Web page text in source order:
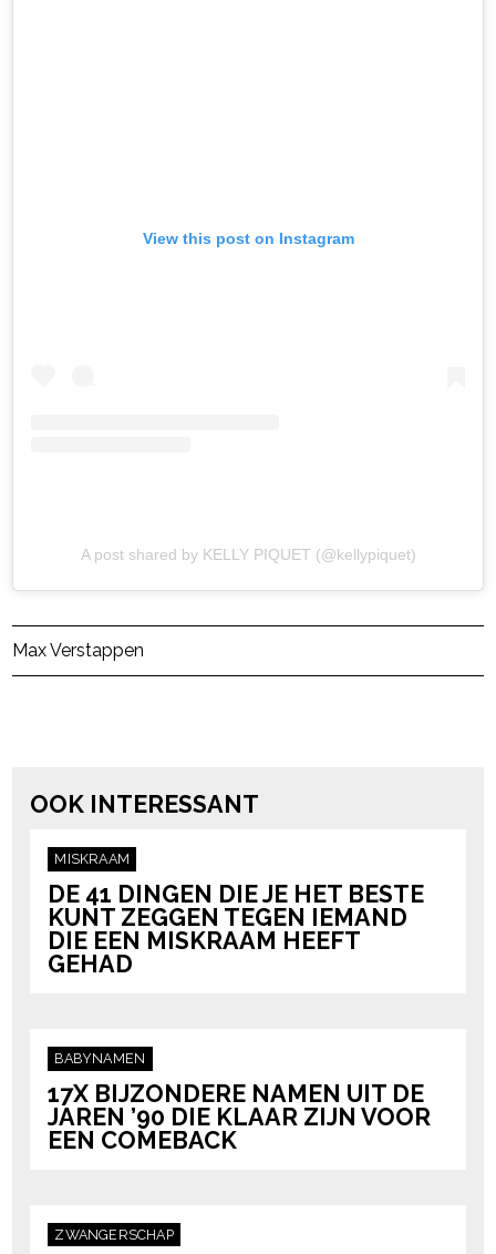
View this post on Instagram
A post shared by KELLY PIQUET (@kellypiquet)
Max Verstappen
OOK INTERESSANT
MISKRAAM
DE 41 DINGEN DIE JE HET BESTE
KUNT ZEGGEN TEGEN IEMAND
DIE EEN MISKRAAM HEEFT
GEHAD
BABYNAMEN
17X BIJZONDERE NAMEN UIT DE
JAREN ’90 DIE KLAAR ZIJN VOOR
EEN COMEBACK
ZWANGERSCHAP